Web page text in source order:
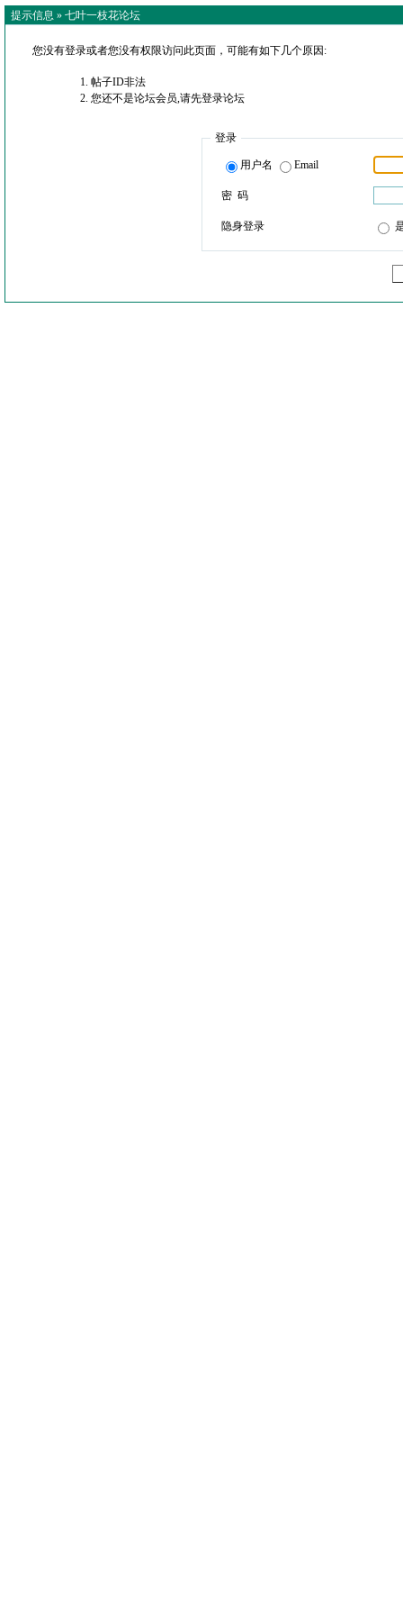
提示信息 » 七叶一枝花论坛
您没有登录或者您没有权限访问此页面，可能有如下几个原因:
帖子ID非法
您还不是论坛会员,请先登录论坛
登录
用户名 Email
密 码
隐身登录